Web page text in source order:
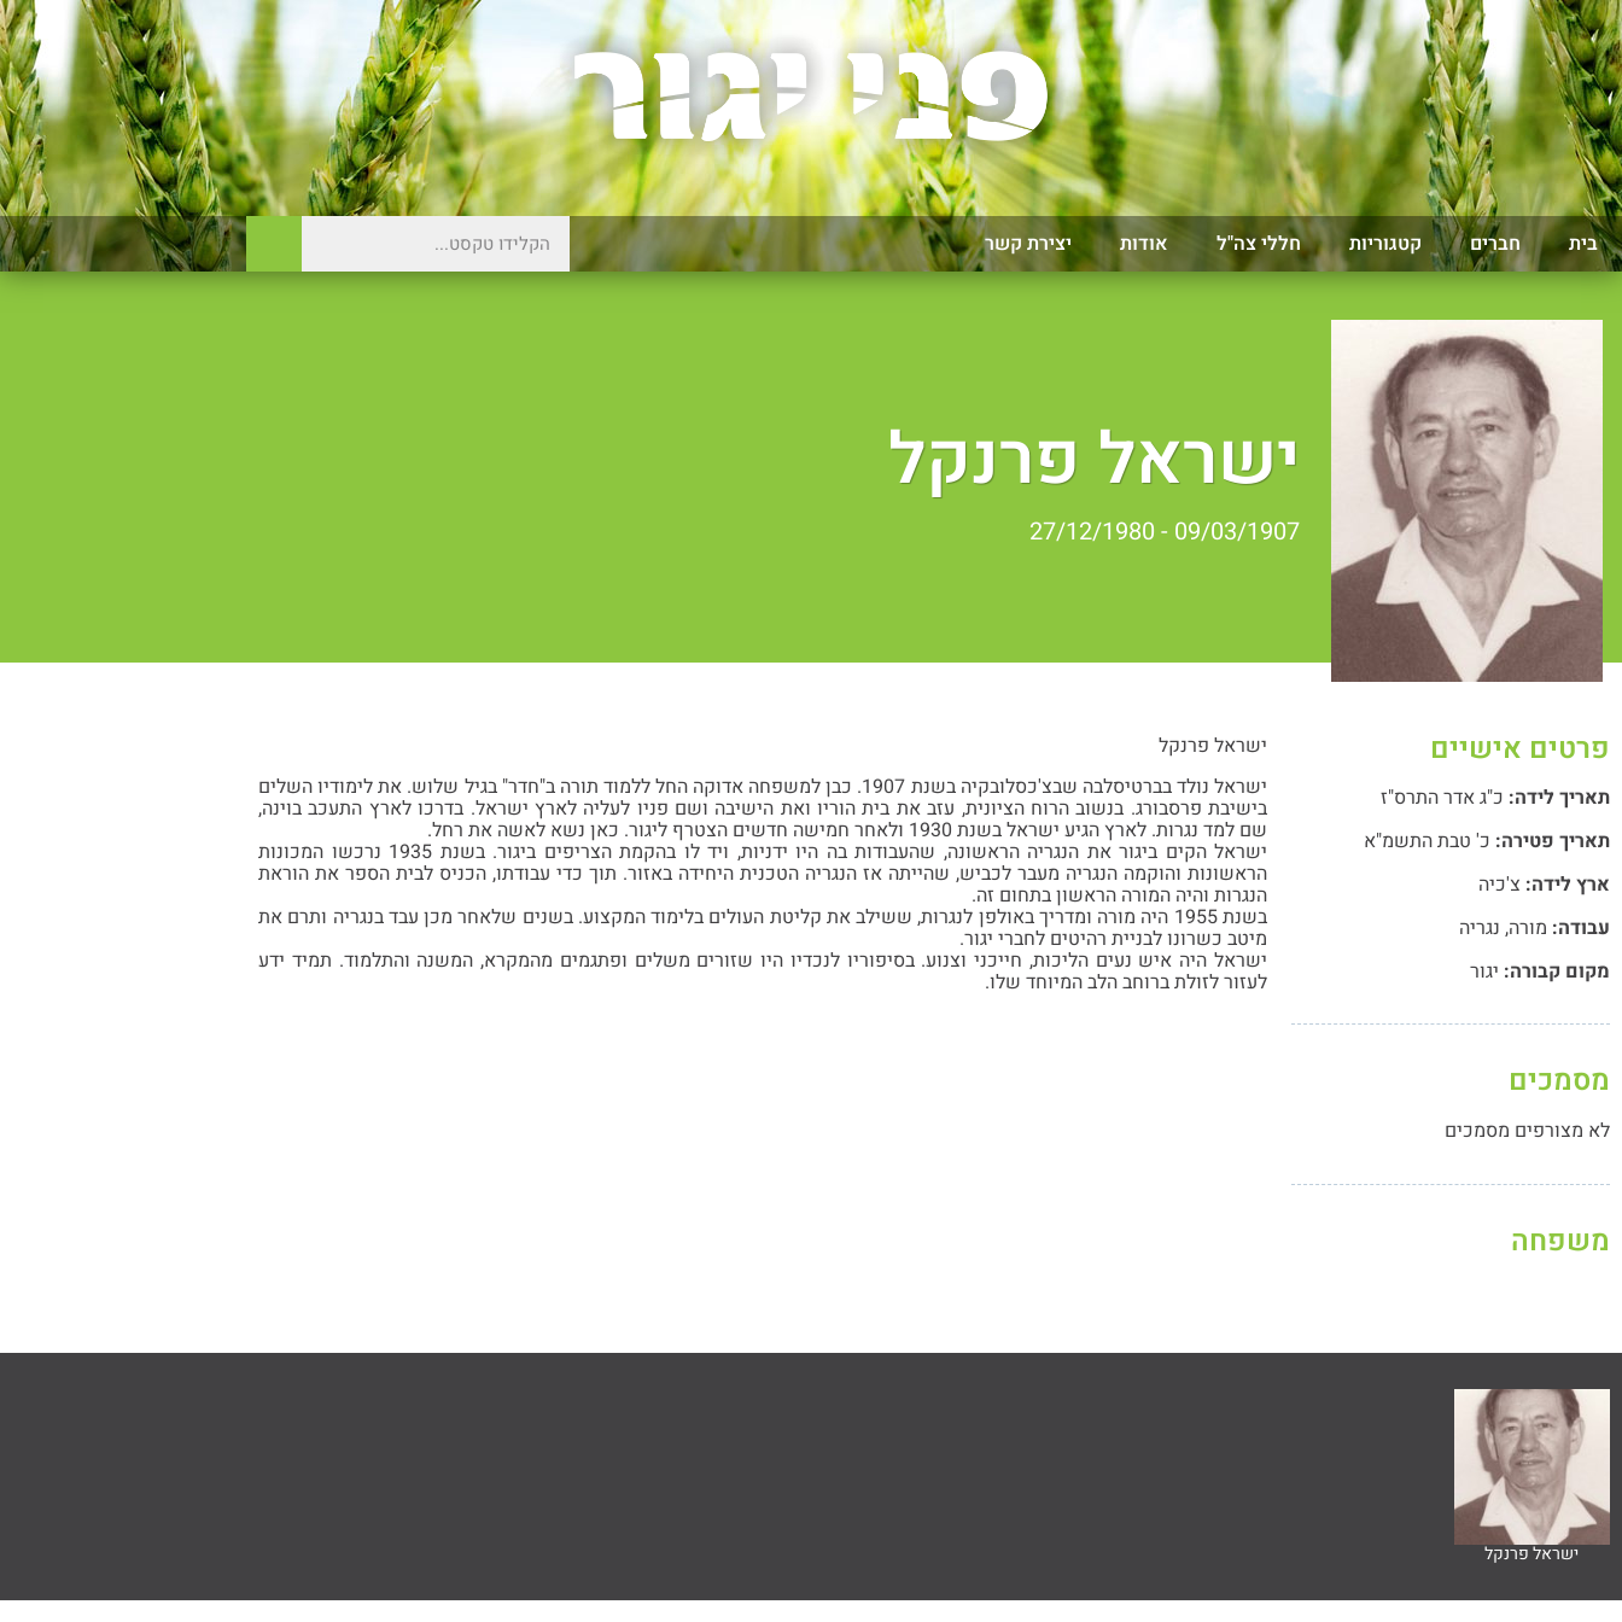
בית חברים קטגוריות חללי צה"ל אודות יצירת קשר
ישראל פרנקל
09/03/1907 - 27/12/1980
פרטים אישיים
תאריך לידה: כ"ג אדר התרס"ז
תאריך פטירה: כ' טבת התשמ"א
ארץ לידה: צ'כיה
עבודה: מורה, נגריה
מקום קבורה: יגור
מסמכים
לא מצורפים מסמכים
משפחה
ישראל פרנקל
ישראל נולד בברטיסלבה שבצ'כסלובקיה בשנת 1907. כבן למשפחה אדוקה החל ללמוד תורה ב"חדר" בגיל שלוש. את לימודיו השלים
בישיבת פרסבורג. בנשוב הרוח הציונית, עזב את בית הוריו ואת הישיבה ושם פניו לעליה לארץ ישראל. בדרכו לארץ התעכב בוינה,
שם למד נגרות. לארץ הגיע ישראל בשנת 1930 ולאחר חמישה חדשים הצטרף ליגור. כאן נשא לאשה את רחל.
ישראל הקים ביגור את הנגריה הראשונה, שהעבודות בה היו ידניות, ויד לו בהקמת הצריפים ביגור. בשנת 1935 נרכשו המכונות
הראשונות והוקמה הנגריה מעבר לכביש, שהייתה אז הנגריה הטכנית היחידה באזור. תוך כדי עבודתו, הכניס לבית הספר את הוראת
הנגרות והיה המורה הראשון בתחום זה.
בשנת 1955 היה מורה ומדריך באולפן לנגרות, ששילב את קליטת העולים בלימוד המקצוע. בשנים שלאחר מכן עבד בנגריה ותרם את
מיטב כשרונו לבניית רהיטים לחברי יגור.
ישראל היה איש נעים הליכות, חייכני וצנוע. בסיפוריו לנכדיו היו שזורים משלים ופתגמים מהמקרא, המשנה והתלמוד. תמיד ידע
לעזור לזולת ברוחב הלב המיוחד שלו.
ישראל פרנקל